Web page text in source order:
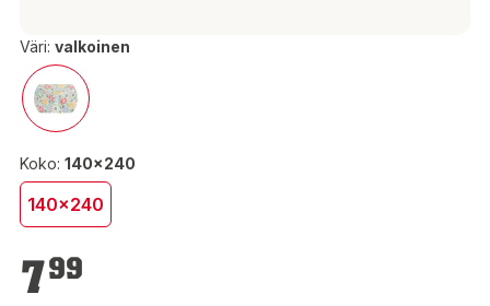
Väri: valkoinen
Koko: 140x240
140x240
7,99 €
799